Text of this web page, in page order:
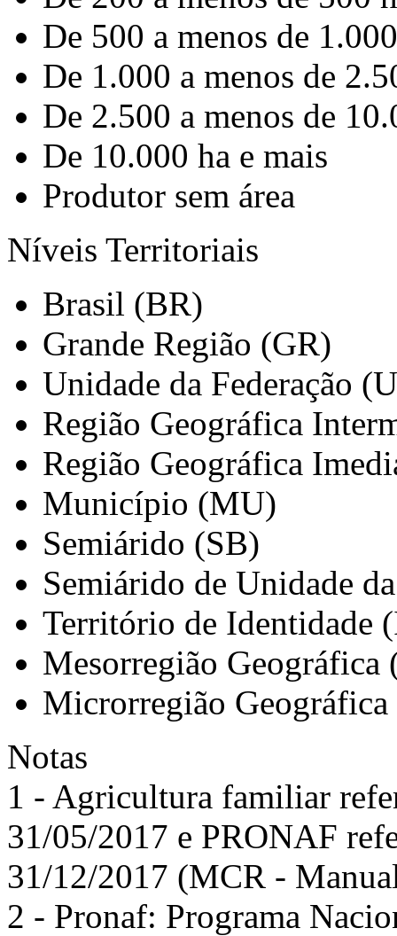
De 500 a menos de
De 1.000 a menos de
De 2.500 a menos de
De 10.000 ha e mais
Produtor sem área
Níveis Territoriais
Brasil (BR)
Grande Região (GR)
Unidade da Federação
Região Geográfica
Região Geográfica
Município (MU)
Semiárido (SB)
Semiárido de Unidade
Território de Identidade
Mesorregião Geográfica
Microrregião
Notas
1 - Agricultura familiar
31/05/2017 e PRONAF
31/12/2017 (MCR -
2 - Pronaf: Programa